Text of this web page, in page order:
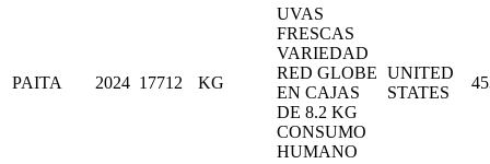
PAITA 2024 17712 KG
UVAS
FRESCAS
VARIEDAD
RED GLOBE
EN CAJAS
DE 8.2 KG
CONSUMO
HUMANO
UNITED
STATES